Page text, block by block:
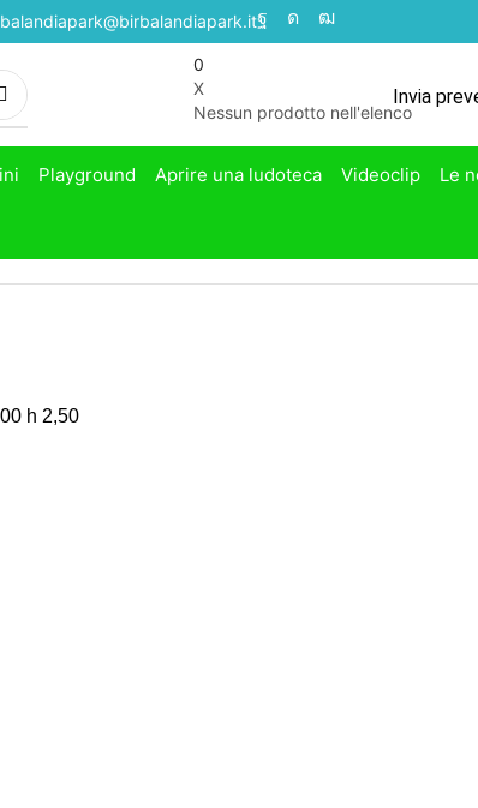
0
X
Nessun prodotto nell'elenco
Invia
Playground Aprire una ludoteca Videoclip Le
h 2,50